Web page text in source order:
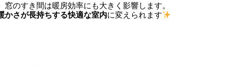
のすき間は暖房効率にも大きく影響します。
かさが長持ちする快適な室内に変えられます